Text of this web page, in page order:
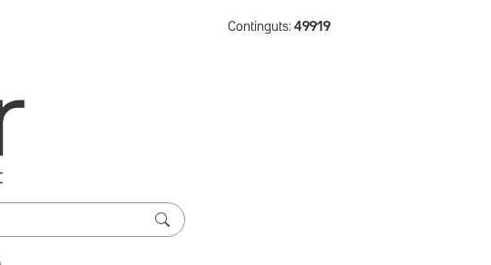
Continguts: 49919